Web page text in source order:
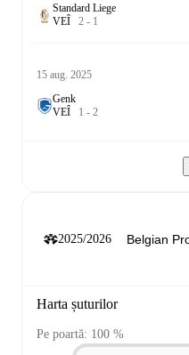
Standard Liege
VEÎ 2 - 1
15 aug. 2025
Genk
VEÎ 1 - 2
2025/2026
Harta șuturilor
Pe poartă: 100 %